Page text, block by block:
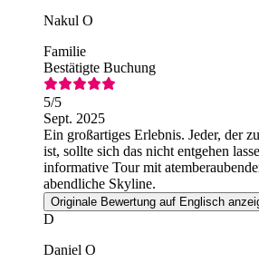
Nakul O
Familie
Bestätigte Buchung
5/5
Sept. 2025
Ein großartiges Erlebnis. Jeder, der
ist, sollte sich das nicht entgehen
informative Tour mit
abendliche Skyline.
Originale Bewertung auf Englisch
D
Daniel O